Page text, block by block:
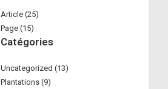
Article (25)
Page (15)
Catégories
Uncategorized (13)
Plantations (9)